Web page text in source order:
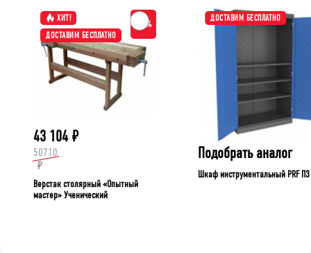
ХИТ!
ДОСТАВИМ БЕСПЛАТНО
-15%
43 104 ₽
50710
₽
Верстак столярный «Опытный
мастер» Ученический
ДОСТАВИМ БЕСПЛАТНО
Подобрать аналог
Шкаф инструментальный PRF П3